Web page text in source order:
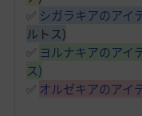
✅ シガラキアのアイ
ルトス)
✅ ヨルナキアのアイ
ス)
✅ オルゼキアのアイ